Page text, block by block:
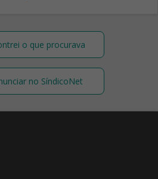
o que procurava
no SíndicoNet